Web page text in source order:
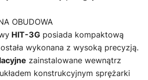
OBUDOWA
HIT-3G posiada kompaktową
wykonana z wysoką precyzją.
zainstalowane wewnątrz
konstrukcyjnym sprężarki